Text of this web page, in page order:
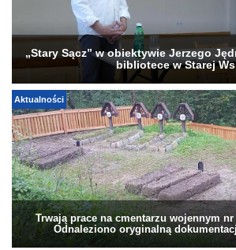
„Stary Sącz” w obiektywie Jerzego
bibliotece w Starej
Aktualności
Trwają prace na cmentarzu wojennym nr
Odnaleziono oryginalną